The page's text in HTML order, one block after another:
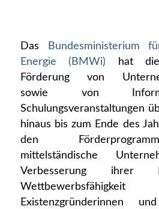
Das
Bundesministerium
Energie (BMWi) hat die
Förderung von
sowie von
Schulungsveranstaltungen
hinaus bis zum Ende des
den
mittelständische
Verbesserung ihrer
Existenzgründerinnen